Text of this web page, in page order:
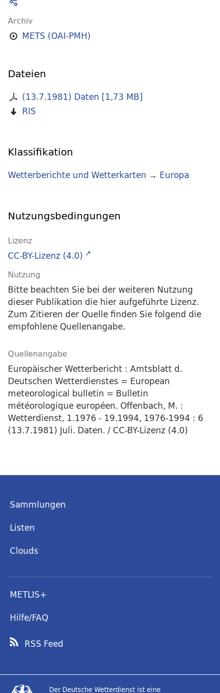
Archiv
METS (OAI-PMH)
Dateien
(13.7.1981) Daten [1,73 MB]
RIS
Klassifikation
Wetterberichte und Wetterkarten → Europa
Nutzungsbedingungen
Lizenz
CC-BY-Lizenz (4.0)
Nutzung
Bitte beachten Sie bei der weiteren Nutzung
dieser Publikation die hier aufgeführte Lizenz.
Zum Zitieren der Quelle finden Sie folgend die
empfohlene Quellenangabe.
Quellenangabe
Europäischer Wetterbericht : Amtsblatt d.
Deutschen Wetterdienstes = European
meteorological bulletin = Bulletin
météorologique européen. Offenbach, M. :
Wetterdienst, 1.1976 - 19.1994, 1976-1994 : 6
(13.7.1981) Juli. Daten. / CC-BY-Lizenz (4.0)
Sammlungen
Listen
Clouds
METLIS+
Hilfe/FAQ
RSS Feed
Der Deutsche Wetterdienst ist eine